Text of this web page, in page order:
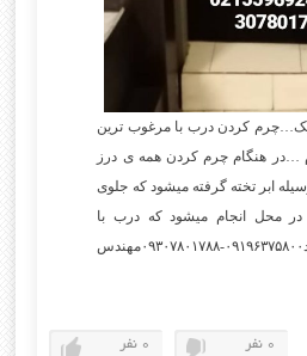
کردن درب با مرغوب ترین
هنگام چرم کردن همه ی درز
ابر تخته گرفته میشود که جلوی
در محل انجام میشود که درب با
چارچوب فیکس میشود۰۹۱۹۶۳۷۵۸۰۰-۰۹۳۰۷۸۰۱۷۸۸مهندس
0 نفر 0 نفر